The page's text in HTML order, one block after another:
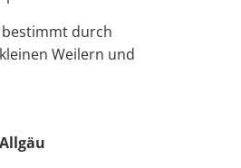
durch
Weilern und